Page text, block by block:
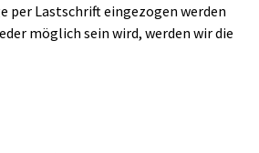
per Lastschrift eingezogen werden
möglich sein wird, werden wir die